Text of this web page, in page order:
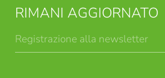
RIMANI AGGIORNATO
Registrazione alla newsletter